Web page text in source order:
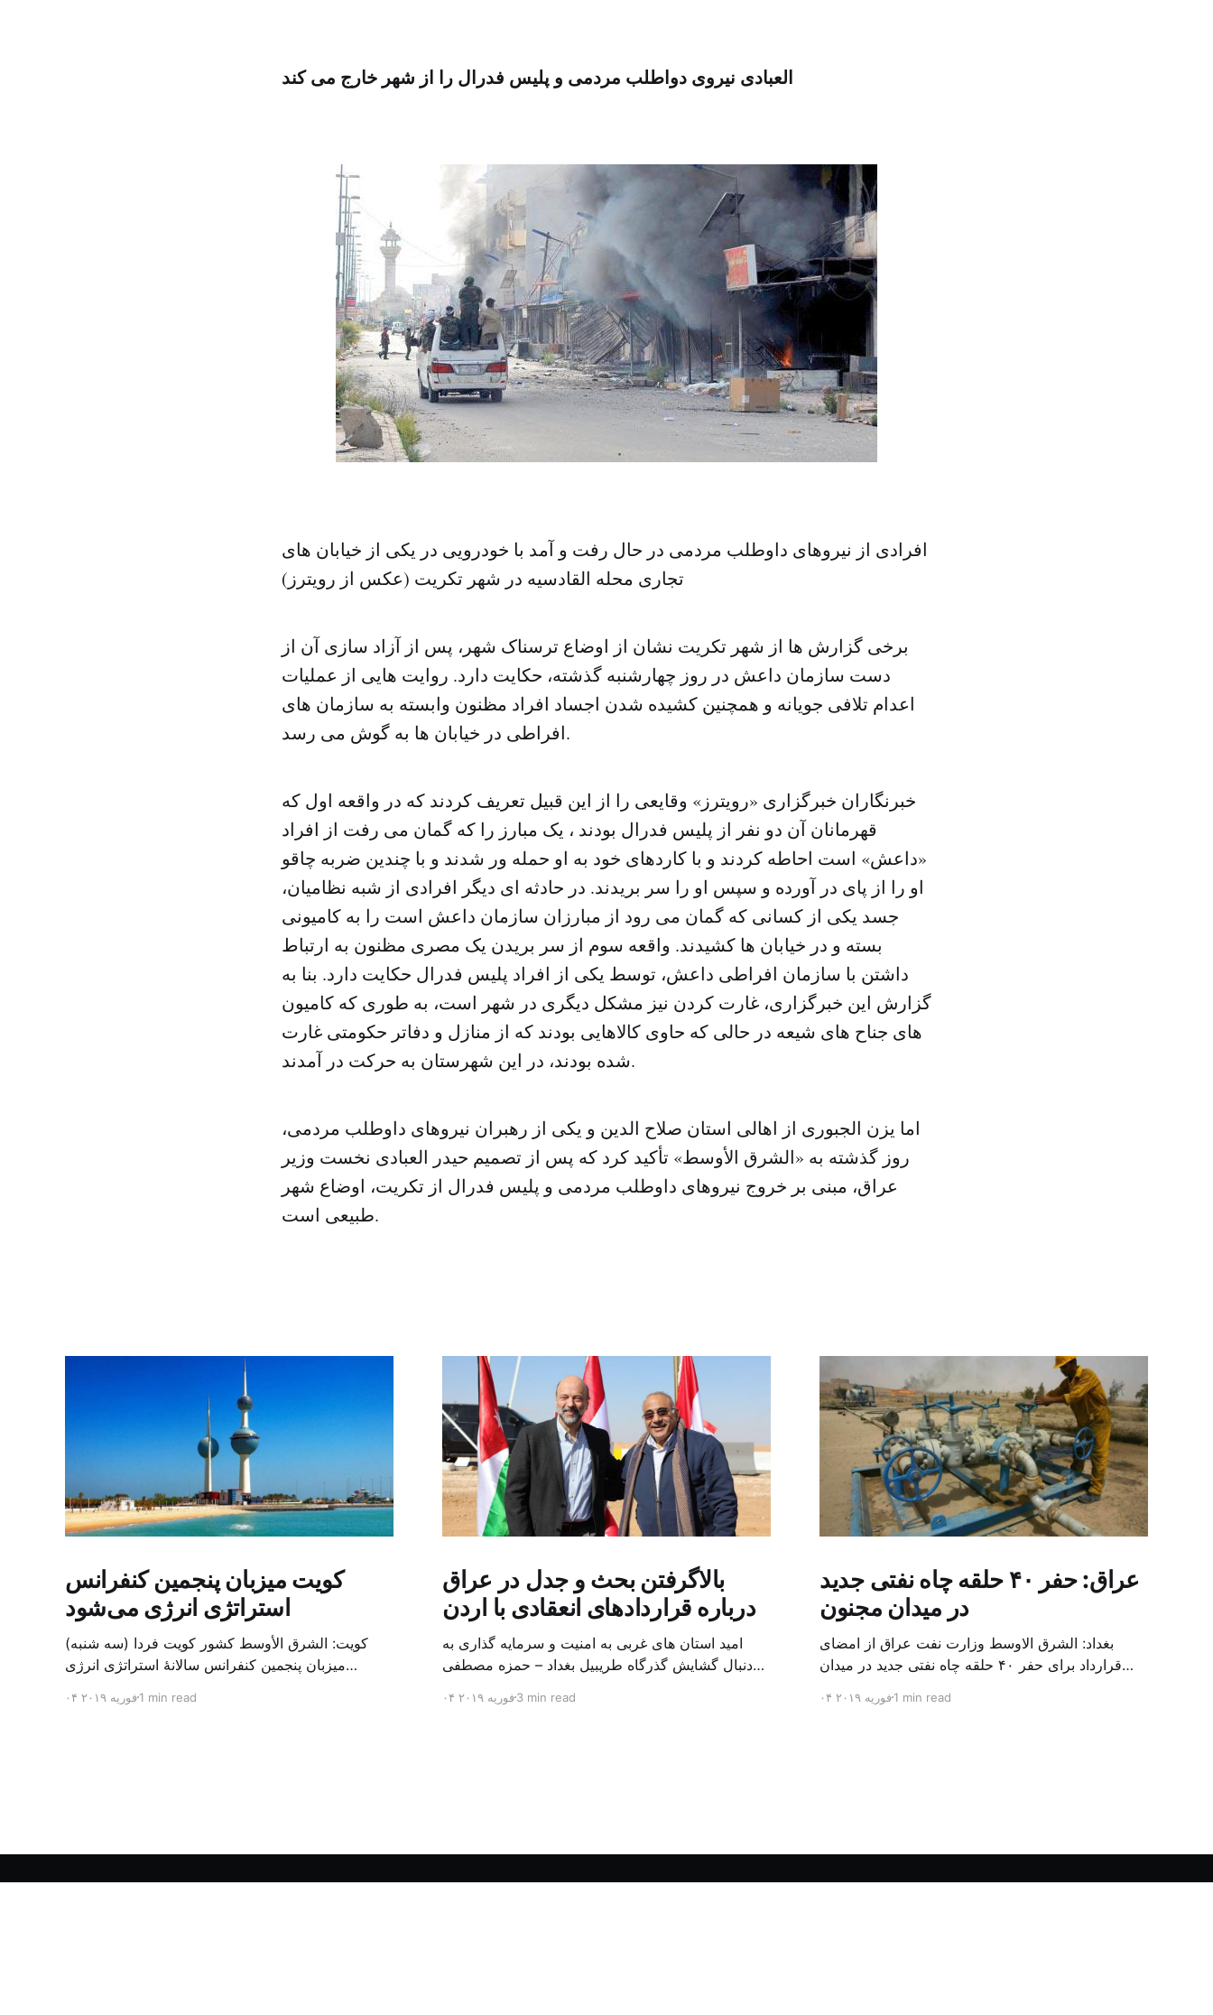
العبادی نیروی دواطلب مردمی و پلیس فدرال را از شهر خارج می کند
افرادی از نیروهای داوطلب مردمی در حال رفت و آمد با خودرویی در یکی از خیابان های
تجاری محله القادسیه در شهر تکریت (عکس از رویترز)
برخی گزارش ها از شهر تکریت نشان از اوضاع ترسناک شهر، پس از آزاد سازی آن از
دست سازمان داعش در روز چهارشنبه گذشته، حکایت دارد. روایت هایی از عملیات
اعدام تلافی جویانه و همچنین کشیده شدن اجساد افراد مظنون وابسته به سازمان های
افراطی در خیابان ها به گوش می رسد.
خبرنگاران خبرگزاری «رویترز» وقایعی را از این قبیل تعریف کردند که در واقعه اول که
قهرمانان آن دو نفر از پلیس فدرال بودند ، یک مبارز را که گمان می رفت از افراد
«داعش» است احاطه کردند و با کاردهای خود به او حمله ور شدند و با چندین ضربه چاقو
او را از پای در آورده و سپس او را سر بریدند. در حادثه ای دیگر افرادی از شبه نظامیان،
جسد یکی از کسانی که گمان می رود از مبارزان سازمان داعش است را به کامیونی
بسته و در خیابان ها کشیدند. واقعه سوم از سر بریدن یک مصری مظنون به ارتباط
داشتن با سازمان افراطی داعش، توسط یکی از افراد پلیس فدرال حکایت دارد. بنا به
گزارش این خبرگزاری، غارت کردن نیز مشکل دیگری در شهر است، به طوری که کامیون
های جناح های شیعه در حالی که حاوی کالاهایی بودند که از منازل و دفاتر حکومتی غارت
شده بودند، در این شهرستان به حرکت در آمدند.
اما یزن الجبوری از اهالی استان صلاح الدین و یکی از رهبران نیروهای داوطلب مردمی،
روز گذشته به «الشرق الأوسط» تأکید کرد که پس از تصمیم حیدر العبادی نخست وزیر
عراق، مبنی بر خروج نیروهای داوطلب مردمی و پلیس فدرال از تکریت، اوضاع شهر
طبیعی است.
کویت میزبان پنجمین کنفرانس
استراتژی انرژی می‌شود
کویت: الشرق الأوسط کشور کویت فردا (سه شنبه)
میزبان پنجمین کنفرانس سالانهٔ استراتژی انرژی
الشرق الاوسط، حدود ۳۰۰ متخصص از شرکت‌های
۰۴ فوریه ۲۰۱۹1 min read
بالاگرفتن بحث و جدل در عراق
درباره قراردادهای انعقادی با اردن
امید استان های غربی به امنیت و سرمایه گذاری به
دنبال گشایش گذرگاه طریبیل بغداد – حمزه مصطفی
طریبیل توسط عادل عبد المهدی نخست وزیر عراق و
۰۴ فوریه ۲۰۱۹3 min read
عراق: حفر ۴۰ حلقه چاه نفتی جدید
در میدان مجنون
بغداد: الشرق الاوسط وزارت نفت عراق از امضای
قرارداد برای حفر ۴۰ حلقه چاه نفتی جدید در میدان
محمد خضیر مدعامل شرکت حفاری عراق روز یکشنبه
۰۴ فوریه ۲۰۱۹1 min read